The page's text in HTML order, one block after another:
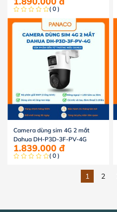
( 0 )
Camera dùng sim 4G 2 mắt
Dahua DH-P3D-3F-PV-4G
1.839.000 đ
( 0 )
1 2